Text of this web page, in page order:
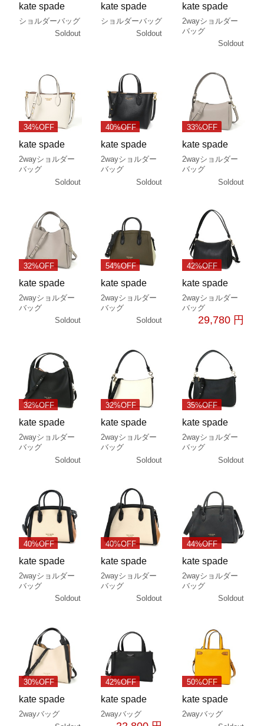
kate spade
ショルダーバッグ
Soldout
kate spade
ショルダーバッグ
Soldout
kate spade
2wayショルダー
バッグ
Soldout
34%OFF
kate spade
2wayショルダー
バッグ
Soldout
40%OFF
kate spade
2wayショルダー
バッグ
Soldout
33%OFF
kate spade
2wayショルダー
バッグ
Soldout
32%OFF
kate spade
2wayショルダー
バッグ
Soldout
54%OFF
kate spade
2wayショルダー
バッグ
Soldout
42%OFF
kate spade
2wayショルダー
バッグ
29,780 円
32%OFF
kate spade
2wayショルダー
バッグ
Soldout
32%OFF
kate spade
2wayショルダー
バッグ
Soldout
35%OFF
kate spade
2wayショルダー
バッグ
Soldout
40%OFF
kate spade
2wayショルダー
バッグ
Soldout
40%OFF
kate spade
2wayショルダー
バッグ
Soldout
44%OFF
kate spade
2wayショルダー
バッグ
Soldout
30%OFF
kate spade
2wayバッグ
42%OFF
kate spade
2wayバッグ
50%OFF
kate spade
2wayバッグ